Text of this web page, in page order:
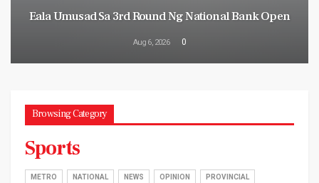
Eala Umusad Sa 3rd Round Ng National Bank Open
Aug 6, 2026 0
Browsing Category
Sports
METRO NATIONAL NEWS OPINION PROVINCIAL